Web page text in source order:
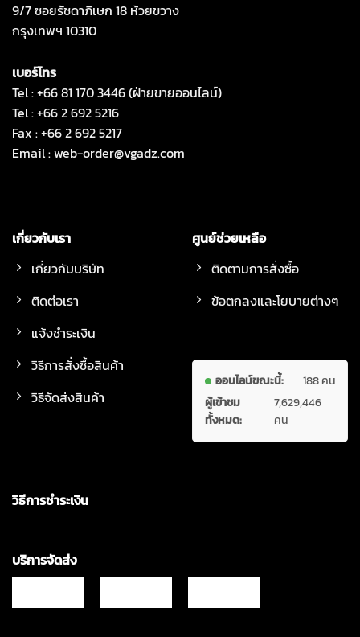
9/7 ซอยรัชดาภิเษก 18 ห้วยขวาง
กรุงเทพฯ 10310
เบอร์โทร
Tel : +66 81 170 3446 (ฝ่ายขายออนไลน์)
Tel : +66 2 692 5216
Fax : +66 2 692 5217
Email :web-order@vgadz.com
เกี่ยวกับเรา
เกี่ยวกับบริษัท
ติดต่อเรา
แจ้งชำระเงิน
วิธีการสั่งซื้อสินค้า
วิธีจัดส่งสินค้า
ศูนย์ช่วยเหลือ
ติดตามการสั่งซื้อ
ข้อตกลงและโยบายต่างๆ
ออนไลน์ขณะนี้:
188 คน
ผู้เข้าชม
ทั้งหมด:
7,629,446
คน
วิธีการชำระเงิน
บริการจัดส่ง